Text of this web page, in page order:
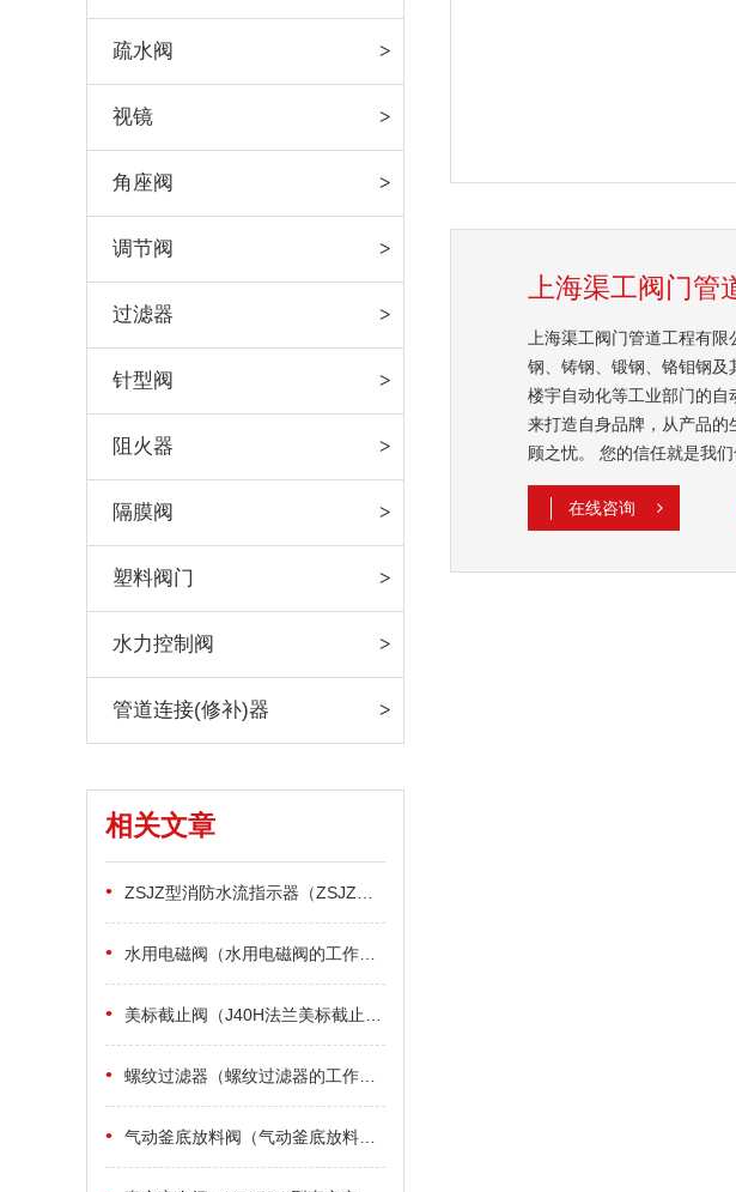
疏水阀
视镜
角座阀
调节阀
过滤器
针型阀
阻火器
隔膜阀
塑料阀门
水力控制阀
管道连接(修补)器
相关文章
• ZSJZ型消防水流指示器（ZSJZ型消防水流指示器的施工及安装要点）
• 水用电磁阀（水用电磁阀的工作原理是什么）
• 美标截止阀（J40H法兰美标截止阀制造标准）
• 螺纹过滤器（螺纹过滤器的工作原理）
• 气动釜底放料阀（气动釜底放料阀的原理及特点）
上海渠工阀门管
上海渠工阀门管道工程有
钢、铸钢、锻钢、铬钼钢及
楼宇自动化等工业部门的自
来打造自身品牌，从产品的
顾之忧。 您的信任就是我
在线咨询